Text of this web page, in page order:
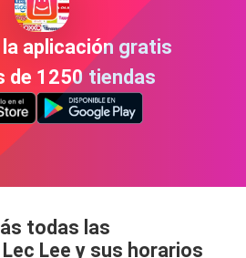
aplicación gratis
de 1250 tiendas
todas las
Lee y sus horarios